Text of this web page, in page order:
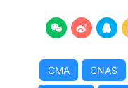
  
CMA CNAS